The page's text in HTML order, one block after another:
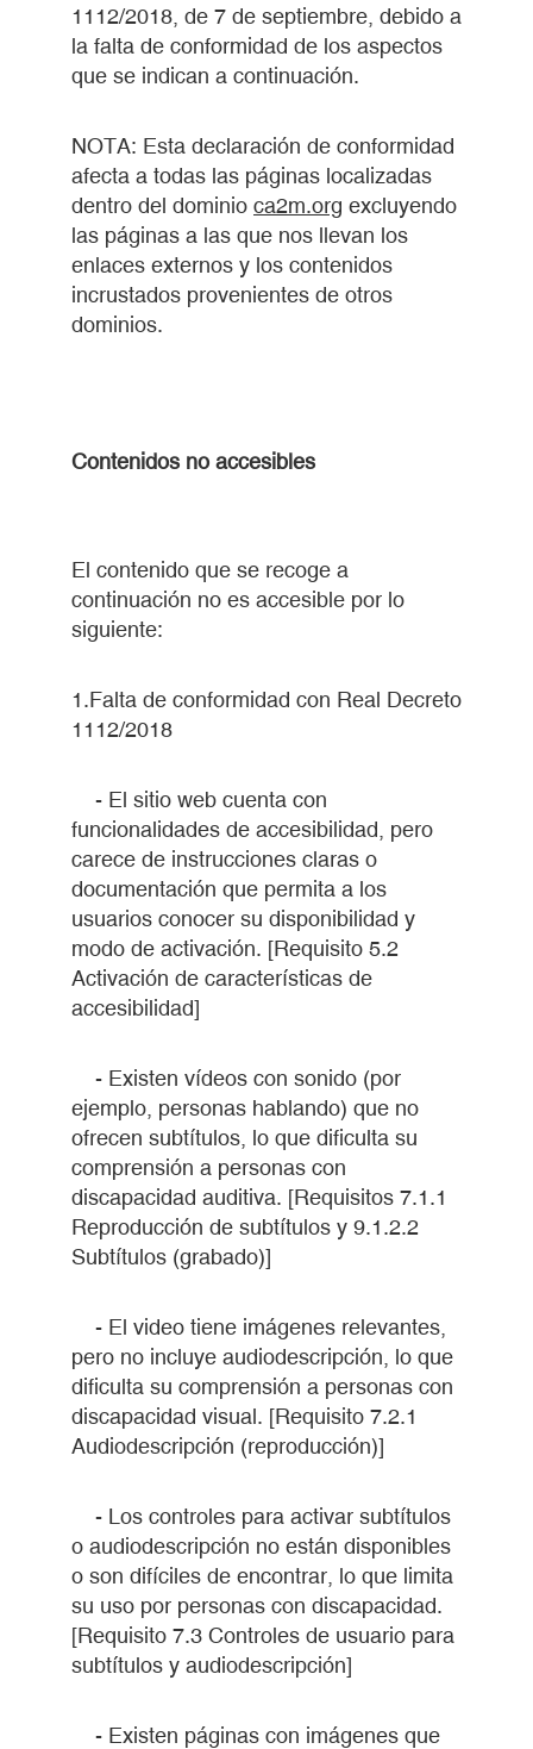
1112/2018, de 7 de septiembre, debido a
la falta de conformidad de los aspectos
que se indican a continuación.
NOTA: Esta declaración de conformidad
afecta a todas las páginas localizadas
dentro del dominio ca2m.org excluyendo
las páginas a las que nos llevan los
enlaces externos y los contenidos
incrustados provenientes de otros
dominios.
Contenidos no accesibles
El contenido que se recoge a
continuación no es accesible por lo
siguiente:
1.Falta de conformidad con Real Decreto
1112/2018
- El sitio web cuenta con
funcionalidades de accesibilidad, pero
carece de instrucciones claras o
documentación que permita a los
usuarios conocer su disponibilidad y
modo de activación. [Requisito 5.2
Activación de características de
accesibilidad]
- Existen vídeos con sonido (por
ejemplo, personas hablando) que no
ofrecen subtítulos, lo que dificulta su
comprensión a personas con
discapacidad auditiva. [Requisitos 7.1.1
Reproducción de subtítulos y 9.1.2.2
Subtítulos (grabado)]
- El video tiene imágenes relevantes,
pero no incluye audiodescripción, lo que
dificulta su comprensión a personas con
discapacidad visual. [Requisito 7.2.1
Audiodescripción (reproducción)]
- Los controles para activar subtítulos
o audiodescripción no están disponibles
o son difíciles de encontrar, lo que limita
su uso por personas con discapacidad.
[Requisito 7.3 Controles de usuario para
subtítulos y audiodescripción]
- Existen páginas con imágenes que